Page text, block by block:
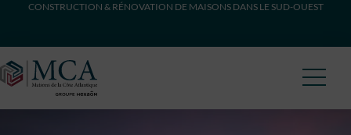
CONSTRUCTION & RÉNOVATION DE MAISONS DANS LE SUD-OUEST